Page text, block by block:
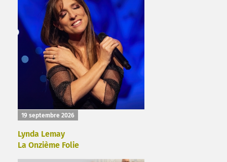
19 septembre 2026
Lynda Lemay
La Onzième Folie